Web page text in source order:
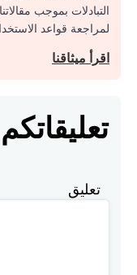
التبادلات بموجب
لمراجعة قواعد
اقرأ ميثاقنا
تعليقاتكم
تعليق